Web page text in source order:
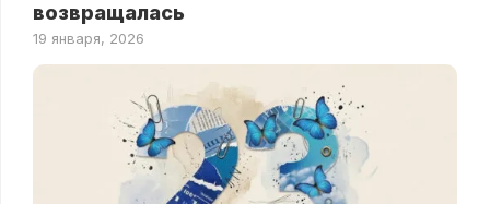
возвращалась
19 января, 2026